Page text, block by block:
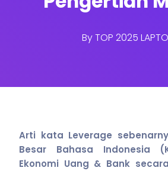
ByTOP 2025
Arti kata Leverage
Besar Bahasa Indonesia
Ekonomi Uang & Bank